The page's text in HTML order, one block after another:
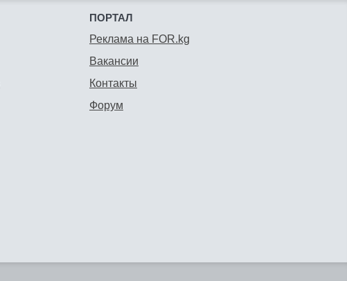
ПОРТАЛ
Реклама на FOR.kg
Вакансии
Контакты
Форум